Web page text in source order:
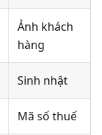
Ảnh khách
hàng
Sinh nhật
Mã số thuế